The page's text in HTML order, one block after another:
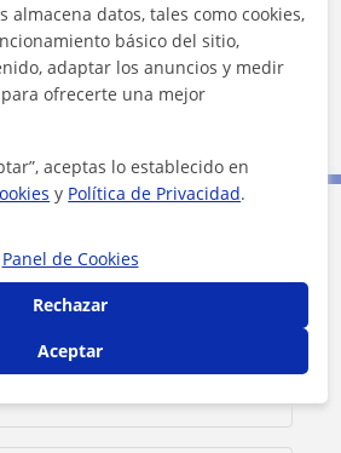
David
almacena datos, tales como cookies,
básico del sitio,
adaptar los anuncios y medir
ofrecerte una mejor
aceptas lo establecido en
y Política de Privacidad.
Panel de Cookies
Rechazar
Aceptar